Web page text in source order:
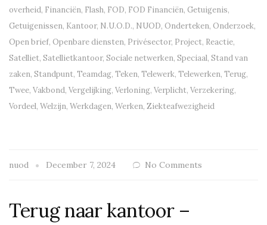
overheid, Financiën, Flash, FOD, FOD Financiën, Getuigenis,
Getuigenissen, Kantoor, N.U.O.D., NUOD, Onderteken, Onderzoek,
Open brief, Openbare diensten, Privésector, Project, Reactie,
Satelliet, Satellietkantoor, Sociale netwerken, Speciaal, Stand van
zaken, Standpunt, Teamdag, Teken, Telewerk, Telewerken, Terug,
Twee, Vakbond, Vergelijking, Verloning, Verplicht, Verzekering,
Vordeel, Welzijn, Werkdagen, Werken, Ziekteafwezigheid
nuod December 7, 2024 No Comments
Terug naar kantoor –